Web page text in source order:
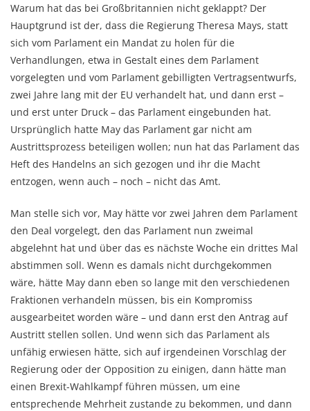
Warum hat das bei Großbritannien nicht geklappt? Der
Hauptgrund ist der, dass die Regierung Theresa Mays, statt
sich vom Parlament ein Mandat zu holen für die
Verhandlungen, etwa in Gestalt eines dem Parlament
vorgelegten und vom Parlament gebilligten Vertragsentwurfs,
zwei Jahre lang mit der EU verhandelt hat, und dann erst –
und erst unter Druck – das Parlament eingebunden hat.
Ursprünglich hatte May das Parlament gar nicht am
Austrittsprozess beteiligen wollen; nun hat das Parlament das
Heft des Handelns an sich gezogen und ihr die Macht
entzogen, wenn auch – noch – nicht das Amt.
Man stelle sich vor, May hätte vor zwei Jahren dem Parlament
den Deal vorgelegt, den das Parlament nun zweimal
abgelehnt hat und über das es nächste Woche ein drittes Mal
abstimmen soll. Wenn es damals nicht durchgekommen
wäre, hätte May dann eben so lange mit den verschiedenen
Fraktionen verhandeln müssen, bis ein Kompromiss
ausgearbeitet worden wäre – und dann erst den Antrag auf
Austritt stellen sollen. Und wenn sich das Parlament als
unfähig erwiesen hätte, sich auf irgendeinen Vorschlag der
Regierung oder der Opposition zu einigen, dann hätte man
einen Brexit-Wahlkampf führen müssen, um eine
entsprechende Mehrheit zustande zu bekommen, und dann